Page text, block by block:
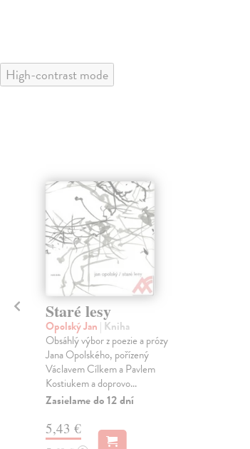
High-contrast mode
Staré lesy
Opolský Jan | Kniha
Obsáhlý výbor z poezie a prózy
Jana Opolského, pořízený
Václavem Cílkem a Pavlem
Kostiukem a doprovo...
Zasielame do 12 dní
5,43 €